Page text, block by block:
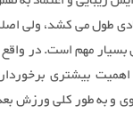
طول می‌ کشد، ولی
مهم است. در واقع
بیشتری
و به طور کلی ورزش